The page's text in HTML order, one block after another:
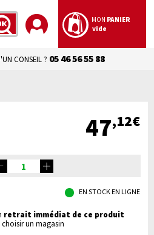
LANCER
MON PANIER
vide
CONSEIL ? 05 46 56 55 88
47,12€
EN STOCK EN LIGNE
retrait immédiat de ce produit
choisir un magasin